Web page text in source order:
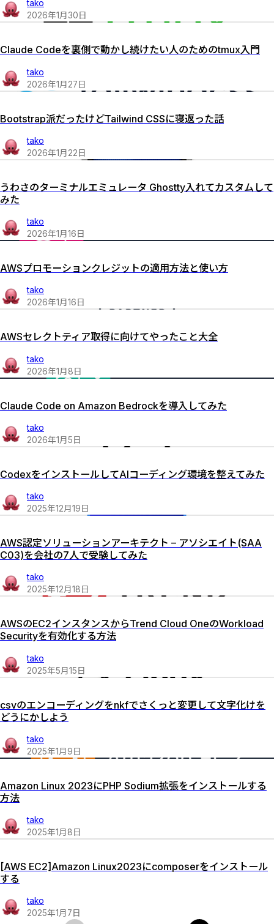
tako
2026年1月 30 日
Claude Codeを裏側で動かし続けたい人のためのtmux入門
tako
2026年1月27日
Bootstrap派だったけどTailwind CSSに寝返った話
tako
2026年1月 22 日
うわさのターミナルエミュレータ Ghostty入れてカスタムして
みた
tako
2026年1月 16 日
AWSプロモーションクレジットの適用方法と使い方
tako
2026年1月 16 日
AWSセレクトティア取得に向けてやったこと大全
tako
2026年1月8日
Claude Code on Amazon Bedrockを導入してみた
tako
2026年1月 5 日
CodexをインストールしてAIコーディング環境を整えてみた
tako
2025年12月 19 日
AWS認定ソリューションアーキテクト – アソシエイト(SAA
C03)を会社の7人で受験してみた
tako
2025年12月 18 日
AWSのEC2インスタンスからTrend Cloud OneのWorkload
Securityを有効化する方法
tako
2025年5月15日
csvのエンコーディングをnkfでさくっと変更して文字化けを
どうにかしよう
tako
2025年1月 9 日
Amazon Linux 2023にPHP Sodium拡張をインストールする
方法
tako
2025年1月 8 日
[AWS EC2]Amazon Linux2023にcomposerをインストール
する
tako
2025年1月 7 日